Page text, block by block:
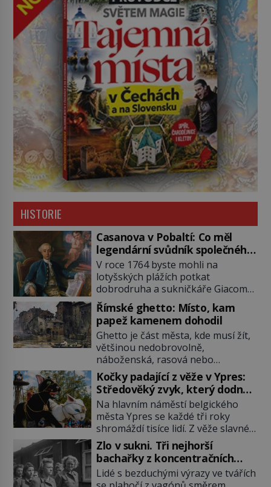
HISTORIE
Casanova v Pobaltí: Co měl
legendární svůdník společného
se svobodnými zednáři?
V roce 1764 byste mohli na
lotyšských plážích potkat
dobrodruha a sukničkáře Giacoma
Casanovu. Jeho cesta k Baltskému
moři však nebyla turistickým
výletem, ale ryze pracovní cestou
se zištnými úmysly. Jaký cíl
Casanova sledoval, když se
například procházel uličkami
lotyšské Rigy? Casanova v Pobaltí
kontaktoval tamní zednářské lóže.
Nebyl v této oblasti žádným
nováčkem, protože do zednářské
[…]
Římské ghetto: Místo, kam
papež kamenem dohodil
Ghetto je část města, kde musí žít,
většinou nedobrovolně,
náboženská, rasová nebo
národnostní menšina obyvatel.
Bohaté historické zkušenosti mají s
takovým životem Židé. Už od
středověku jsou totiž v každou
chvíli nuceni v nějakém žít. Mezi ty
nejslavnější patří i římské ghetto
založené v roce 1555. Pokud jde o
vztah k Židům, nemá se Řím čím
chlubit. […]
Kočky padající z věže v Ypres:
Středověký zvyk, který dodnes
budí rozpaky
Na hlavním náměstí belgického
města Ypres se každé tři roky
shromáždí tisíce lidí. Z věže slavné
tržnice létají do davu kočky, diváci
jásají a snaží se je chytit. Naštěstí
už nejde o živá zvířata, ale jenom o
plyšové suvenýry. Kdysi to ale bylo
Zlo v sukni. Tři nejhorší
bachařky z koncentračních
táborů
Lidé s bezduchými výrazy ve tvářích